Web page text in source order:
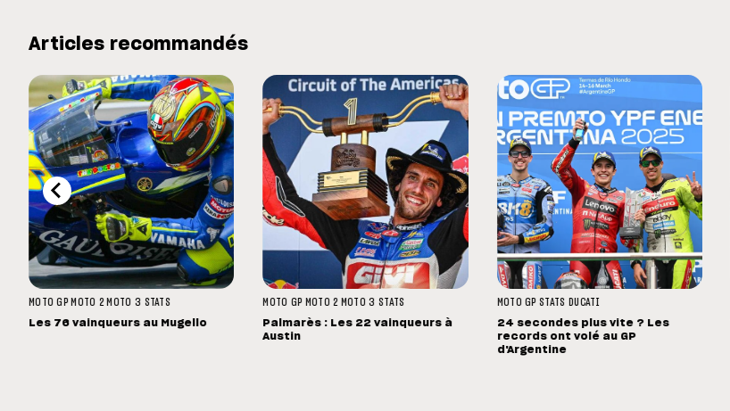
Articles recommandés
MOTO GP MOTO 2 MOTO 3 STATS
Les 76 vainqueurs au Mugello
MOTO GP MOTO 2 MOTO 3 STATS
Palmarès : Les 22 vainqueurs à
Austin
MOTO GP STATS DUCATI
24 secondes plus vite ? Les
records ont volé au GP
d'Argentine